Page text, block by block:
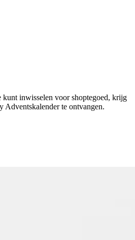
inwisselen voor shoptegoed, krijg
Adventskalender te ontvangen.